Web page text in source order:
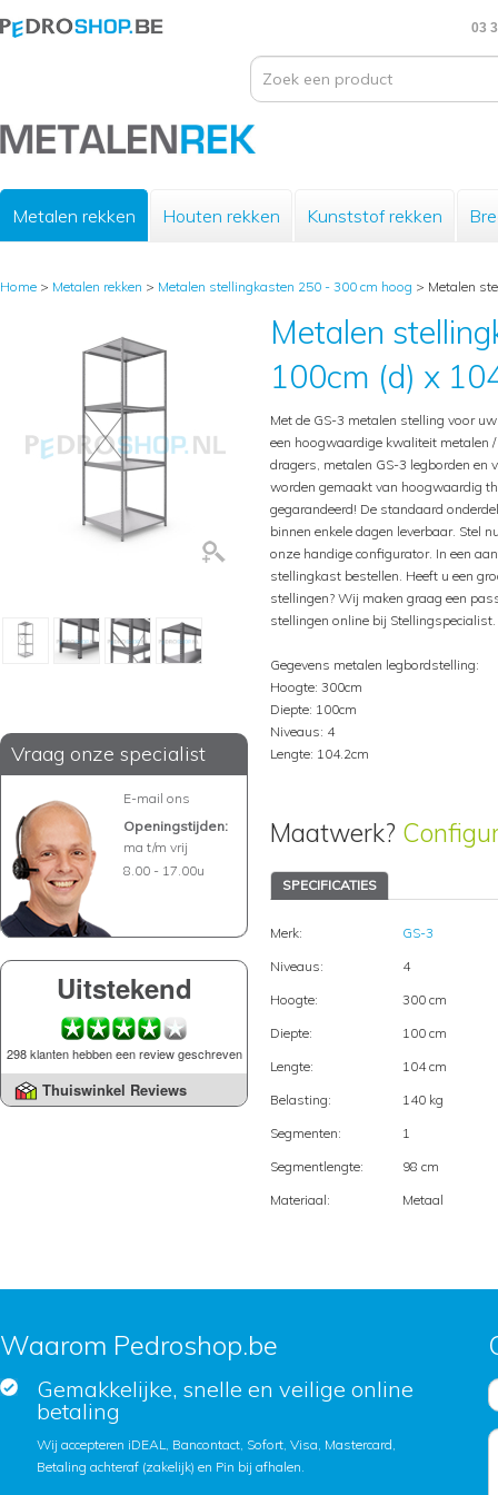
03
Metalen rekken Houten rekken Kunststof rekken
Home > Metalen rekken > Metalen stellingkasten 250 - 300 cm hoog > Metalen
Vraag onze specialist
E-mail ons
Openingstijden:
ma t/m vrij
8.00 - 17.00u
Uitstekend
298 klanten hebben een review geschreven
Thuiswinkel Reviews
Metalen
100cm (d) x
Met de GS-3 metalen stelling voor
een hoogwaardige kwaliteit metalen
dragers, metalen GS-3 legborden en
worden gemaakt van hoogwaardig
gegarandeerd! De standaard
binnen enkele dagen leverbaar. Stel
onze handige configurator. In een
stellingkast bestellen. Heeft u een
stellingen? Wij maken graag een
stellingen online bij Stellingspecialist.
Gegevens metalen legbordstelling:
Hoogte: 300cm
Diepte: 100cm
Niveaus: 4
Lengte: 104.2cm
Maatwerk?
SPECIFICATIES
Merk:
GS-3
Niveaus:
4
Hoogte:
300 cm
Diepte:
100 cm
Lengte:
104 cm
Belasting:
140 kg
Segmenten:
1
Segmentlengte:
98 cm
Materiaal:
Metaal
Waarom Pedroshop.be
Gemakkelijke, snelle en veilige online
betaling
Wij accepteren iDEAL, Bancontact, Sofort, Visa, Mastercard,
Betaling achteraf (zakelijk) en Pin bij afhalen.